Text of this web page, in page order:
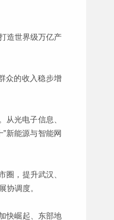
造世界级万亿产
众的收入稳步增
从光电子信息、
新能源与智能网
圈，提升武汉、
协调度。
快崛起、东部地